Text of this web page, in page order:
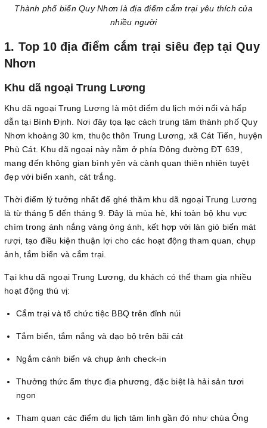
Thành phố biển Quy Nhơn là địa điểm cắm trại yêu thích của
nhiều người
1. Top 10 địa điểm cắm trại siêu đẹp tại Quy
Nhơn
Khu dã ngoại Trung Lương
Khu dã ngoại Trung Lương là một điểm du lịch mới nổi và hấp
dẫn tại Bình Định. Nơi đây tọa lạc cách trung tâm thành phố Quy
Nhơn khoảng 30 km, thuộc thôn Trung Lương, xã Cát Tiến, huyện
Phù Cát. Khu dã ngoại này nằm ở phía Đông đường ĐT 639,
mang đến không gian bình yên và cảnh quan thiên nhiên tuyệt
đẹp với biển xanh, cát trắng.
Thời điểm lý tưởng nhất để ghé thăm khu dã ngoại Trung Lương
là từ tháng 5 đến tháng 9. Đây là mùa hè, khi toàn bộ khu vực
chìm trong ánh nắng vàng óng ánh, kết hợp với làn gió biển mát
rượi, tạo điều kiện thuận lợi cho các hoạt động tham quan, chụp
ảnh, tắm biển và cắm trại.
Tại khu dã ngoại Trung Lương, du khách có thể tham gia nhiều
hoạt động thú vị:
Cắm trại và tổ chức tiệc BBQ trên đỉnh núi
Tắm biển, tắm nắng và dạo bộ trên bãi cát
Ngắm cảnh biển và chụp ảnh check-in
Thưởng thức ẩm thực địa phương, đặc biệt là hải sản tươi
ngon
Tham quan các điểm du lịch tâm linh gần đó như chùa Ông